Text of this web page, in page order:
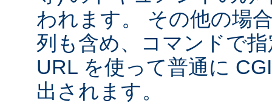
われます。 その他の場
列も含め、コマンドで
URL を使って普通に
出されます。